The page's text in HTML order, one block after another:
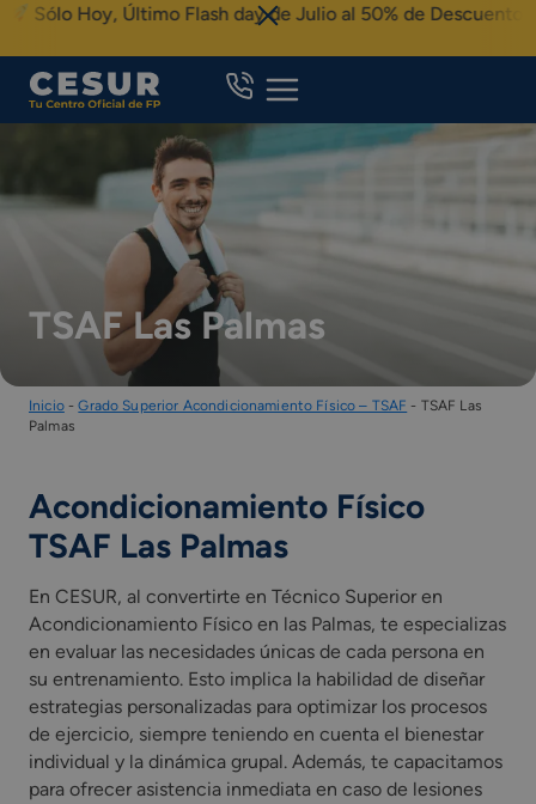
Skip
content
Hoy, Último Flash day de Julio al 50% de Descuento
TSAF Las Palmas
Inicio-Grado Superior Acondicionamiento Físico – TSAF - TSAF Las
Palmas
Acondicionamiento Físico
TSAF Las Palmas
En CESUR, al convertirte en Técnico Superior en
Acondicionamiento Físico en las Palmas, te especializas
en evaluar las necesidades únicas de cada persona en
su entrenamiento. Esto implica la habilidad de diseñar
estrategias personalizadas para optimizar los procesos
de ejercicio, siempre teniendo en cuenta el bienestar
individual y la dinámica grupal. Además, te capacitamos
para ofrecer asistencia inmediata en caso de lesiones